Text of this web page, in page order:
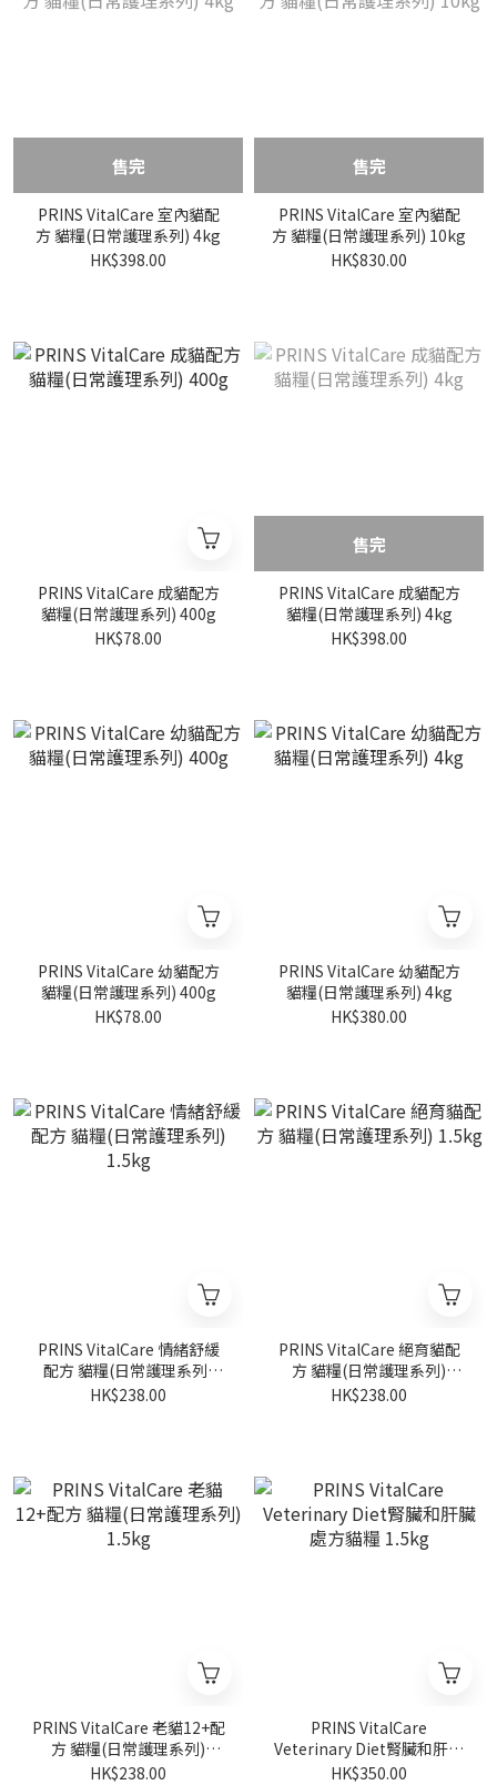
售完
PRINS VitalCare 室內貓配
方 貓糧(日常護理系列) 4kg
HK$398.00
售完
PRINS VitalCare 室內貓配
方 貓糧(日常護理系列) 10kg
HK$830.00
PRINS VitalCare 成貓配方
貓糧(日常護理系列) 400g
HK$78.00
售完
PRINS VitalCare 成貓配方
貓糧(日常護理系列) 4kg
HK$398.00
PRINS VitalCare 幼貓配方
貓糧(日常護理系列) 400g
HK$78.00
PRINS VitalCare 幼貓配方
貓糧(日常護理系列) 4kg
HK$380.00
PRINS VitalCare 情緒舒緩
配方 貓糧(日常護理系列)
1.5kg
HK$238.00
PRINS VitalCare 絕育貓配
方 貓糧(日常護理系列)
1.5kg
HK$238.00
PRINS VitalCare 老貓12+配
方 貓糧(日常護理系列)
1.5kg
HK$238.00
PRINS VitalCare
Veterinary Diet腎臟和肝臟
處方貓糧 1.5kg
HK$350.00